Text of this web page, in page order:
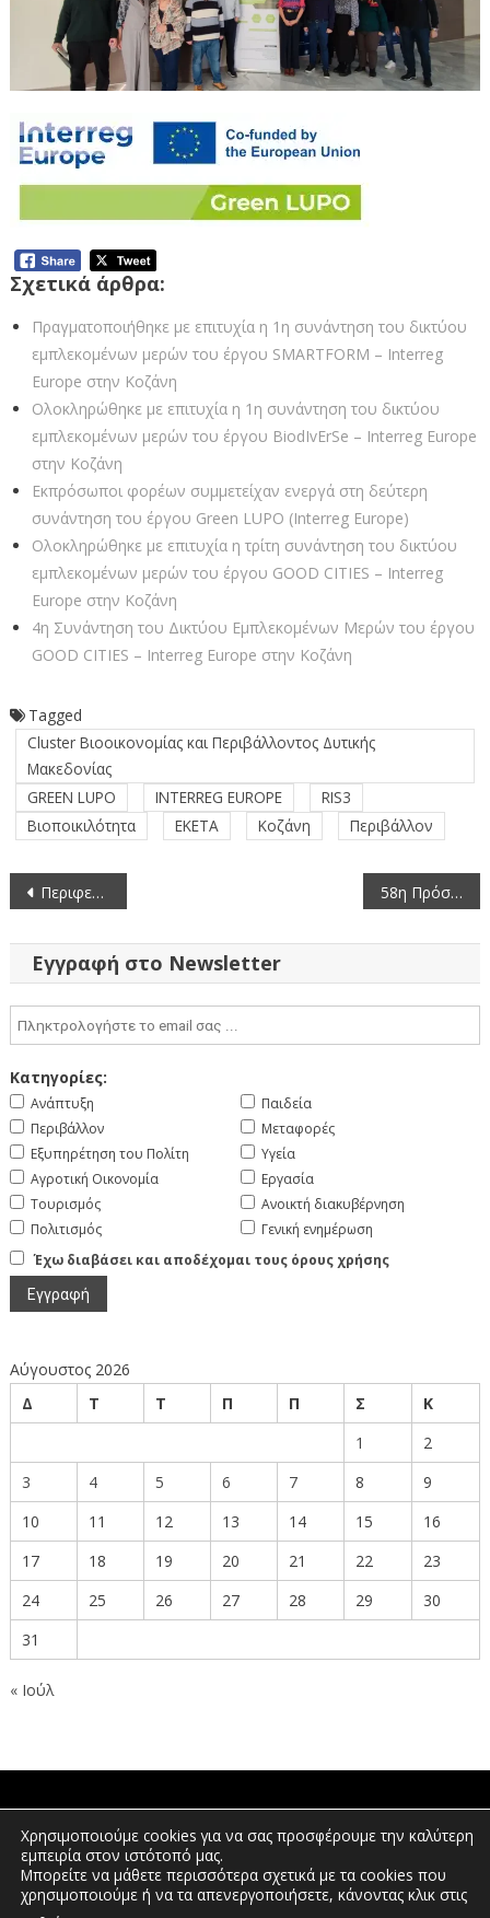
Σχετικά άρθρα:
Πραγματοποιήθηκε με επιτυχία η 1η συνάντηση του δικτύου
εμπλεκομένων μερών του έργου SMARTFORM – Interreg
Europe στην Κοζάνη
Ολοκληρώθηκε με επιτυχία η 1η συνάντηση του δικτύου
εμπλεκομένων μερών του έργου BiodIvErSe – Interreg Europe
στην Κοζάνη
Εκπρόσωποι φορέων συμμετείχαν ενεργά στη δεύτερη
συνάντηση του έργου Green LUPO (Interreg Europe)
Ολοκληρώθηκε με επιτυχία η τρίτη συνάντηση του δικτύου
εμπλεκομένων μερών του έργου GOOD CITIES – Interreg
Europe στην Κοζάνη
4η Συνάντηση του Δικτύου Εμπλεκομένων Μερών του έργου
GOOD CITIES – Interreg Europe στην Κοζάνη
Tagged
Cluster Βιοοικονομίας και Περιβάλλοντος Δυτικής
Μακεδονίας
GREEN LUPO
INTERREG EUROPE
RIS3
Βιοποικιλότητα
ΕΚΕΤΑ Κοζάνη Περιβάλλον
Πλοήγηση
άρθρων
Περιφερειάρχης Γιώργος Αμανατίδης: Κάνουμε πράξη τη δέσμευσή μας να αναδείξουμε το μανιτάρι των Γρεβενών 58η Πρόσκληση σε συνεδρίαση της Περιφερειακής Επιτροπής της Περιφέρειας Δυτικής Μακεδονίας με μεικτό τρόπο (24-11-2025)
Εγγραφή στο Newsletter
Κατηγορίες:
Ανάπτυξη
Περιβάλλον
Εξυπηρέτηση του Πολίτη
Αγροτική Οικονομία
Τουρισμός
Πολιτισμός
Παιδεία
Μεταφορές
Υγεία
Εργασία
Ανοικτή διακυβέρνηση
Γενική ενημέρωση
Έχω διαβάσει και αποδέχομαι τους όρους χρήσης
Αύγουστος 2026
Δ
Τ Τ Π Π Σ
Κ
1
2
3
4 5 6 7 8
9
10
11 12 13 14 15
16
17
18 19 20 21 22
23
24
25 26 27 28 29
30
31
« Ιούλ
ΠΟΛΙΤΕΣ
ΕΠΕΝΔΥΤΕΣ
Χρησιμοποιούμε cookies για να σας προσφέρουμε την καλύτερη
εμπειρία στον ιστότοπό μας.
Μπορείτε να μάθετε περισσότερα σχετικά με τα cookies που
χρησιμοποιούμε ή να τα απενεργοποιήσετε, κάνοντας κλικ στις